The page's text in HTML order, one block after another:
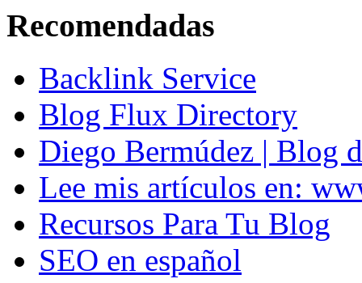
Recomendadas
Backlink Service
Blog Flux Directory
Diego Bermúdez | Blog
Lee mis artículos en:
Recursos Para Tu Blog
SEO en español